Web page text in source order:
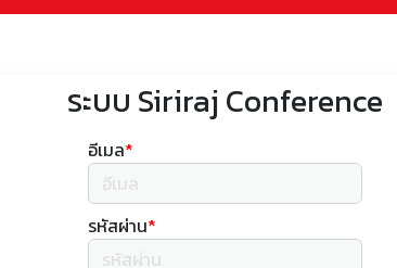
ระบบ Siriraj Conference
อีเมล*
รหัสผ่าน*